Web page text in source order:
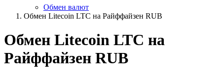
Обмен валют
Обмен Litecoin LTC на Райффайзен RUB
Обмен Litecoin LTC на
Райффайзен RUB